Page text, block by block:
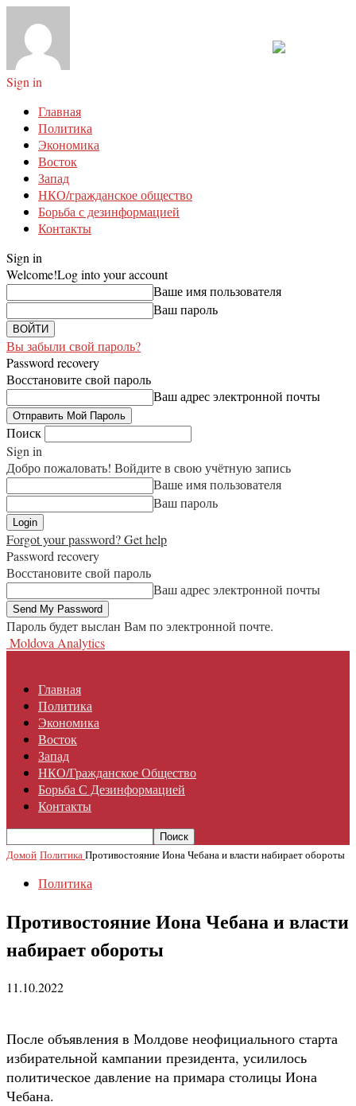
Sign in
Главная
Политика
Экономика
Восток
Запад
НКО/гражданское общество
Борьба с дезинформацией
Контакты
Sign in
Welcome!Log into your account
Ваше имя пользователя
Ваш пароль
Вы забыли свой пароль?
Password recovery
Восстановите свой пароль
Ваш адрес электронной почты
Поиск
Sign in
Добро пожаловать! Войдите в свою учётную запись
Ваше имя пользователя
Ваш пароль
Forgot your password? Get help
Password recovery
Восстановите свой пароль
Ваш адрес электронной почты
Пароль будет выслан Вам по электронной почте.
Moldova Analytics
Главная
Политика
Экономика
Восток
Запад
НКО/гражданское Общество
Борьба С Дезинформацией
Контакты
Домой ПолитикаПротивостояние Иона Чебана и власти набирает обороты
Политика
Противостояние Иона Чебана и власти
набирает обороты
11.10.2022
После объявления в Молдове неофициального старта
избирательной кампании президента, усилилось
политическое давление на примара столицы Иона
Чебана.